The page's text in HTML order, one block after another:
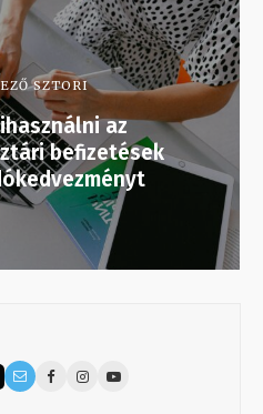
SZTORI
az
befizetések